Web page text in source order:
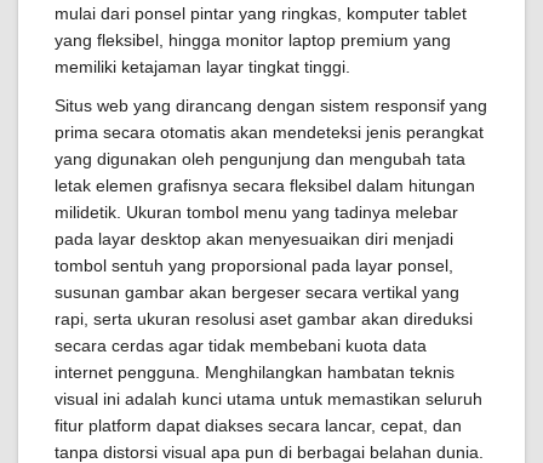
mulai dari ponsel pintar yang ringkas, komputer tablet
yang fleksibel, hingga monitor laptop premium yang
memiliki ketajaman layar tingkat tinggi.
Situs web yang dirancang dengan sistem responsif yang
prima secara otomatis akan mendeteksi jenis perangkat
yang digunakan oleh pengunjung dan mengubah tata
letak elemen grafisnya secara fleksibel dalam hitungan
milidetik. Ukuran tombol menu yang tadinya melebar
pada layar desktop akan menyesuaikan diri menjadi
tombol sentuh yang proporsional pada layar ponsel,
susunan gambar akan bergeser secara vertikal yang
rapi, serta ukuran resolusi aset gambar akan direduksi
secara cerdas agar tidak membebani kuota data
internet pengguna. Menghilangkan hambatan teknis
visual ini adalah kunci utama untuk memastikan seluruh
fitur platform dapat diakses secara lancar, cepat, dan
tanpa distorsi visual apa pun di berbagai belahan dunia.